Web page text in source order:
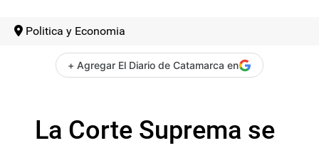
Politica y Economia
+ Agregar El Diario de Catamarca en
La Corte Suprema se